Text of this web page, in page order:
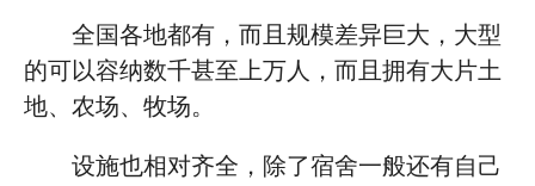
全国各地都有，而且规模差异巨大，大型
的可以容纳数千甚至上万人，而且拥有大片土
地、农场、牧场。
设施也相对齐全，除了宿舍一般还有自己